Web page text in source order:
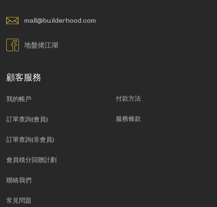
mall@builderhood.com
地盤佬江湖
顧客服務
我的帳戶
訂單查詢(會員)
訂單查詢(非會員)
會員積分回贈計劃
聯絡我們
常見問題
付款方法
服務條款